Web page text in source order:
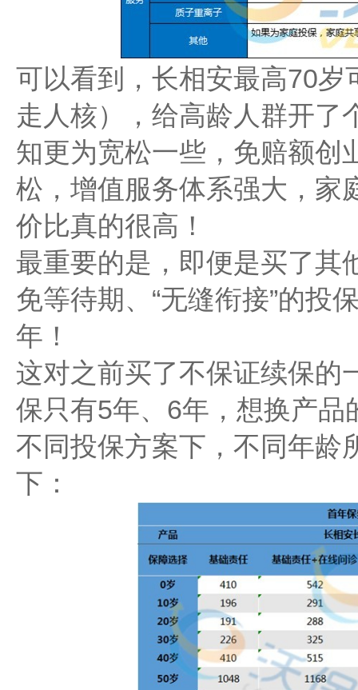
可以看到，长相安最高70
走人核），给高龄人群开了
知更为宽松一些，免赔额创
松，增值服务体系强大，家
价比真的很高！
最重要的是，即便是买了其
免等待期、“无缝衔接”的投
年！
这对之前买了不保证续保的
保只有5年、6年，想换产品
不同投保方案下，不同年龄
下：